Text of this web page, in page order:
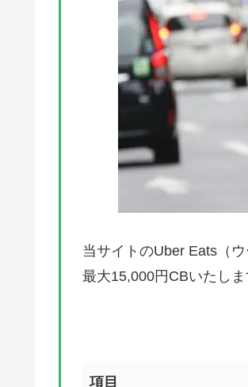
当サイトのUber Eats（
最大15,000円CBいたしま
項目